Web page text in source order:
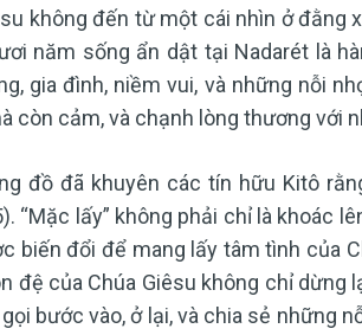
không đến từ một cái nhìn ở
năm sống ẩn dật tại Nadarét là
gia đình, niềm vui, và những nỗi
còn cảm, và chạnh lòng thương với
đồ đã khuyên các tín hữu Kitô
“Mặc lấy” không phải chỉ là khoác
biến đổi để mang lấy tâm tình của
đệ của Chúa Giêsu không chỉ
bước vào, ở lại, và chia sẻ những